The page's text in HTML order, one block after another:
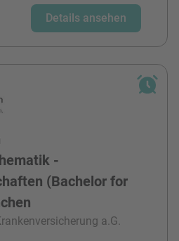
Details ansehen
-
(Bachelor for
a.G.